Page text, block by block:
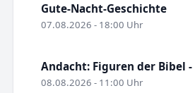
Gute-Nacht-Geschichte
07.08.2026 - 18:00 Uhr
Andacht: Figuren der Bibel -
08.08.2026 - 11:00 Uhr